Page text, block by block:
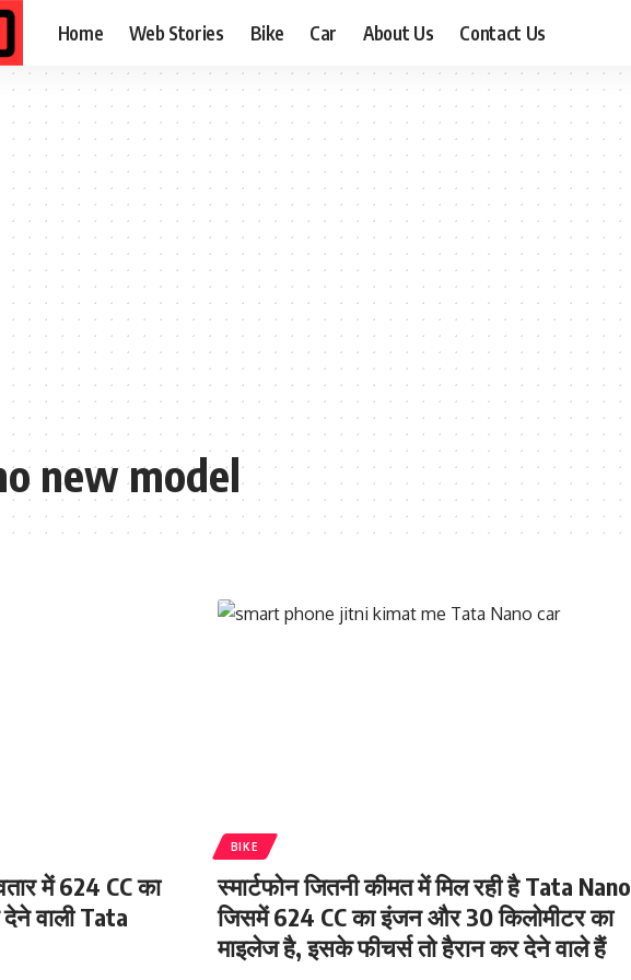
Home Web Stories Bike Car About Us Contact Us
new model
में 624 CC का
वाली Tata
BIKE
स्मार्टफोन जितनी कीमत में मिल रही है Tata Nano
जिसमें 624 CC का इंजन और 30 किलोमीटर का
माइलेज है, इसके फीचर्स तो हैरान कर देने वाले हैं